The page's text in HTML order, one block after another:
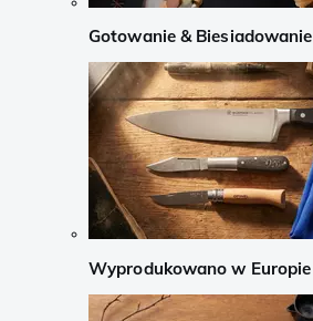
Gotowanie & Biesiadowanie
Wyprodukowano w Europie